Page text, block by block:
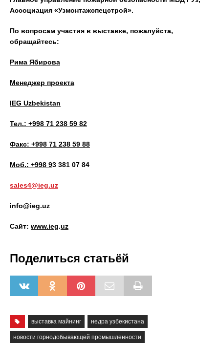
Ассоциация «Узмонтажспецстрой».
По вопросам участия в выставке, пожалуйста,
обращайтесь:
Рима Ябирова
Менеджер проекта
IEG Uzbekistan
Тел.: +998 71 238 59 82
Факс: +998 71 238 59 88
Моб.: +998 93 381 07 84
sales4@ieg.uz
info@ieg.uz
Сайт: www.ieg.uz
Поделиться статьёй
выставка майнинг недра узбекистана
новости горнодобывающей промышленности